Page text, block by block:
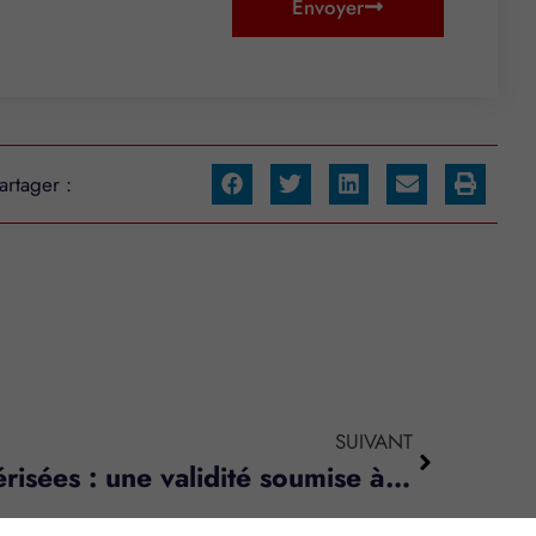
Personnalisez vos préférences pour
Envoyer
:
SUIVANT
Factures papier numérisées : une validité soumise à conditions !